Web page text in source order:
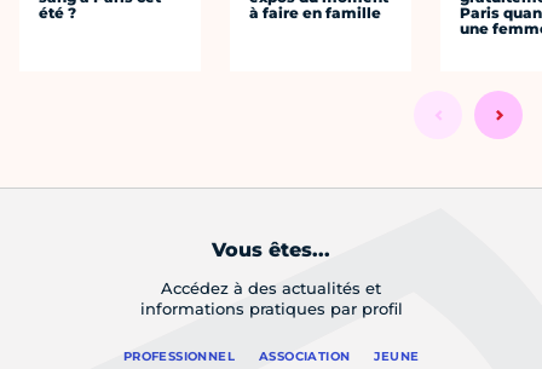
été ?
à faire en famille
Paris
une
Vous êtes...
Accédez à des actualités et
informations pratiques par profil
PROFESSIONNEL ASSOCIATION JEUNE